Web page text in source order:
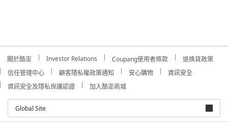
關於酷澎 Investor Relations Coupang使用者條款
退換貨政策
信任管理中心
顧客隱私權政策通知 安心購物
資訊安全
資訊安全及隱私保護認證
加入酷澎商城
Global Site